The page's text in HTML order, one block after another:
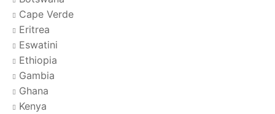
Cape Verde
Eritrea
Eswatini
Ethiopia
Gambia
Ghana
Kenya